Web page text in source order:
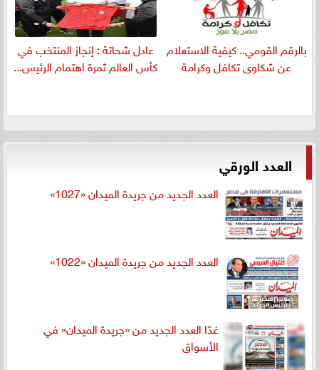
بالرقم القومي.. كيفية الاستعلام
عن شكاوى تكافل وكرامة
عادل شحاتة : إنجاز المنتخب في
كأس العالم ثمرة اهتمام الرئيس...
العدد الورقي
العدد الجديد من جريدة الميدان «1027»
العدد الجديد من جريدة الميدان «1022»
غدًا العدد الجديد من «جريدة الميدان» في
الأسواق